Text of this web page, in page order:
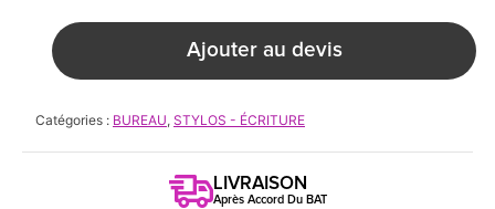
Ajouter au devis
Catégories : BUREAU, STYLOS - ÉCRITURE
LIVRAISON
Après Accord Du BAT